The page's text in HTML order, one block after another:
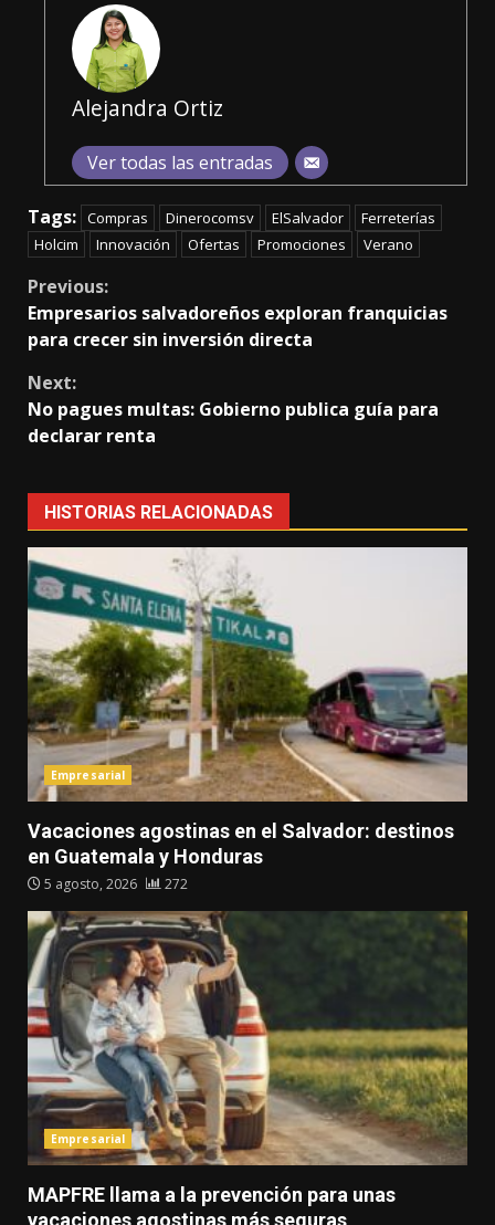
Alejandra Ortiz
Ver todas las entradas
Tags: Compras Dinerocomsv ElSalvador
Ferreterías
Holcim
Innovación Ofertas Promociones Verano
Continue
Reading
Previous:
Empresarios salvadoreños exploran franquicias
para crecer sin inversión directa
Next:
No pagues multas: Gobierno publica guía para
declarar renta
HISTORIAS RELACIONADAS
Empresarial
Vacaciones agostinas en el Salvador: destinos
en Guatemala y Honduras
5 agosto, 2026 272
Empresarial
MAPFRE llama a la prevención para unas
vacaciones agostinas más seguras